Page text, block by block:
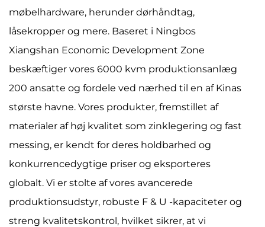
møbelhardware, herunder dørhåndtag,
låsekropper og mere. Baseret i Ningbos
Xiangshan Economic Development Zone
beskæftiger vores 6000 kvm produktionsanlæg
200 ansatte og fordele ved nærhed til en af ​​Kinas
største havne. Vores produkter, fremstillet af
materialer af høj kvalitet som zinklegering og fast
messing, er kendt for deres holdbarhed og
konkurrencedygtige priser og eksporteres
globalt. Vi er stolte af vores avancerede
produktionsudstyr, robuste F & U -kapaciteter og
streng kvalitetskontrol, hvilket sikrer, at vi